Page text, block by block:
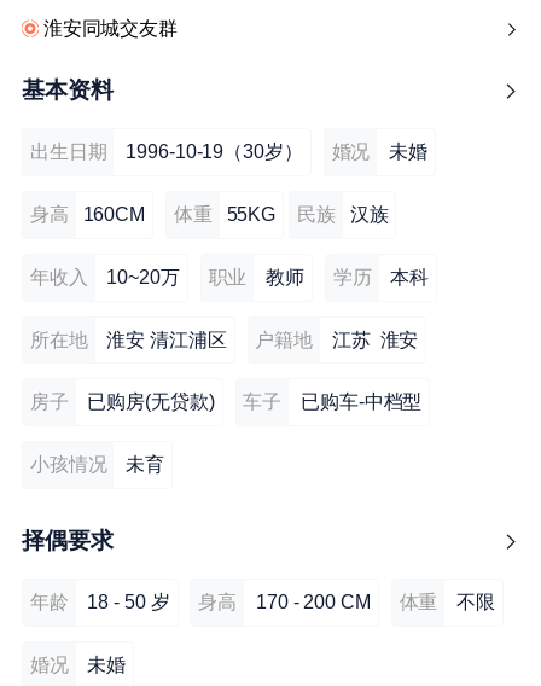
淮安同城交友群
基本资料
出生日期 1996-10-19（30岁） 婚况 未婚
身高 160CM 体重 55KG 民族 汉族
年收入 10~20万 职业 教师 学历 本科
所在地 淮安 清江浦区 户籍地 江苏 淮安
房子 已购房(无贷款) 车子 已购车-中档型
小孩情况 未育
择偶要求
年龄 18 - 50 岁 身高 170 - 200 CM 体重 不限
婚况 未婚